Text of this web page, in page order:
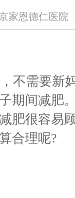
家恩德仁医院
不需要新
期间减肥
肥很容易
合理呢?